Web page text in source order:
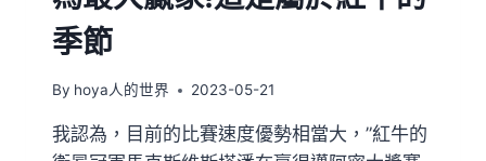
季節
By hoya人的世界 2023-05-21
我認為，目前的比賽速度優勢相當大，”紅牛的